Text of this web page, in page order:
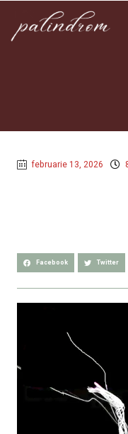
februarie 13, 2026
Facebook Twitter